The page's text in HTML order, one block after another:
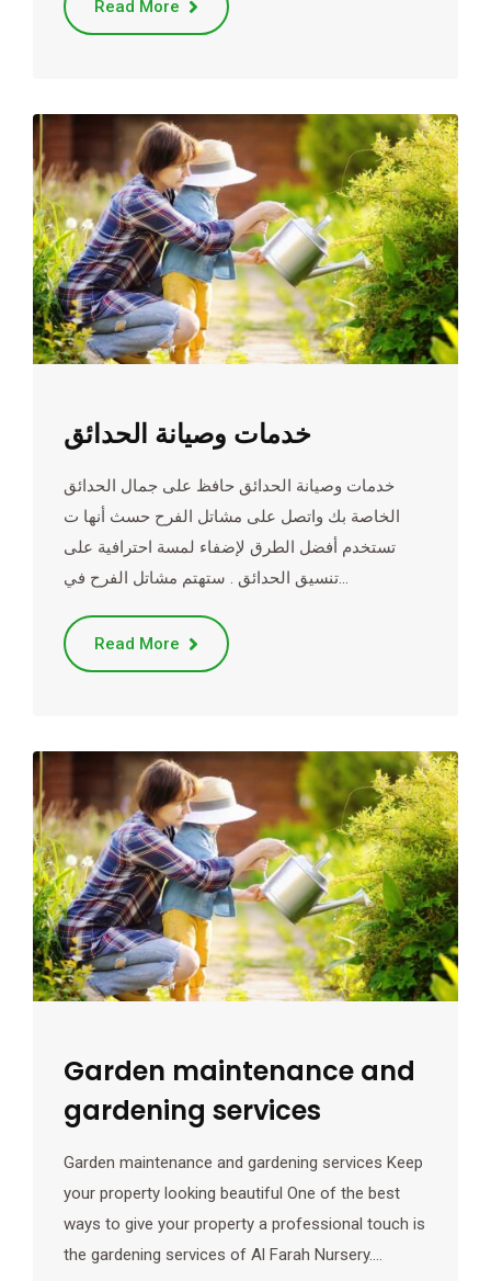
Read More
خدمات وصيانة الحدائق
خدمات وصيانة الحدائق حافظ على جمال الحدائق
الخاصة بك واتصل على مشاتل الفرح حسث أنها ت
تستخدم أفضل الطرق لإضفاء لمسة احترافية على
تنسيق الحدائق . ستهتم مشاتل الفرح في…
Read More
Garden maintenance and
gardening services
Garden maintenance and gardening services Keep
your property looking beautiful One of the best
ways to give your property a professional touch is
the gardening services of Al Farah Nursery.…